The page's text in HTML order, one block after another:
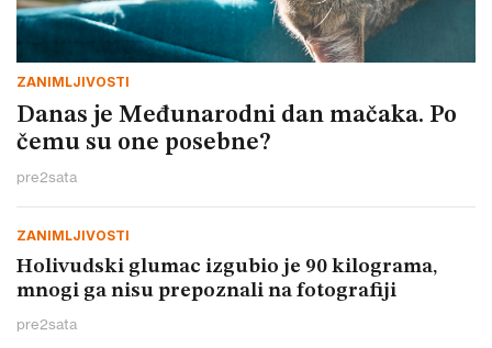
ZANIMLJIVOSTI
Danas je Međunarodni dan mačaka. Po
čemu su one posebne?
pre2sata
ZANIMLJIVOSTI
Holivudski glumac izgubio je 90 kilograma,
mnogi ga nisu prepoznali na fotografiji
pre2sata